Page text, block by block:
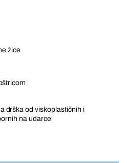
žice
drška od viskoplastičnih i
na udarce